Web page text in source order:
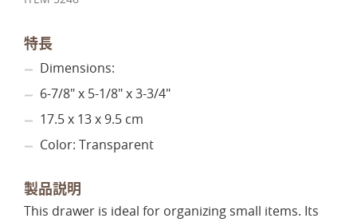
特長
Dimensions:
6-7/8" x 5-1/8" x 3-3/4"
17.5 x 13 x 9.5 cm
Color: Transparent
製品説明
This drawer is ideal for organizing small items. Its